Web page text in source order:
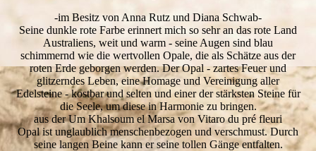
-im Besitz von Anna Rutz und Diana Schwab-
Seine dunkle rote Farbe erinnert mich so sehr an das rote Land
Australiens, weit und warm - seine Augen sind blau
schimmernd wie die wertvollen Opale, die als Schätze aus der
roten Erde geborgen werden. Der Opal - zartes Feuer und
glitzerndes Leben, eine Homage und Vereinigung aller
Edelsteine - kostbar und selten und einer der stärksten Steine für
die Seele, um diese in Harmonie zu bringen.
aus der Um Khalsoum el Marsa von Vitaro du pré fleuri
Opal ist unglaublich menschenbezogen und verschmust. Durch
seine langen Beine kann er seine tollen Gänge entfalten.